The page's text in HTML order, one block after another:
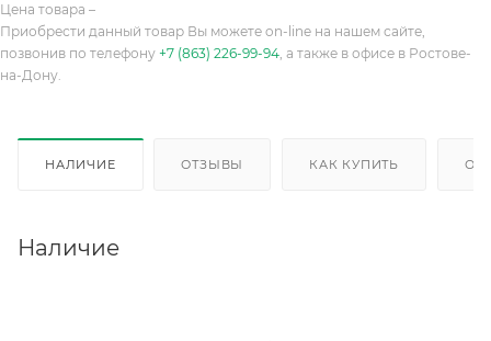
Цена товара –
Приобрести данный товар Вы можете on-line на нашем сайте,
позвонив по телефону +7 (863) 226-99-94, а также в офисе в Ростове-
на-Дону.
НАЛИЧИЕ ОТЗЫВЫ КАК КУПИТЬ
Наличие